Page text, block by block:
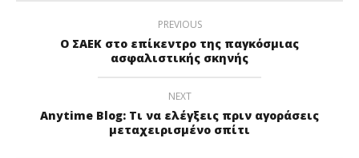
PREVIOUS
Ο ΣΑΕΚ στο επίκεντρο της παγκόσμιας
ασφαλιστικής σκηνής
NEXT
Anytime Blog: Τι να ελέγξεις πριν αγοράσεις
μεταχειρισμένο σπίτι